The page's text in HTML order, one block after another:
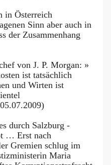
in Österreich
Sinn aber auch in
der Zusammenhang
von J. P. Morgan: »
ist tatsächlich
und Wirten ist
durch Salzburg -
… Erst nach
Gremien schlug im
Maria